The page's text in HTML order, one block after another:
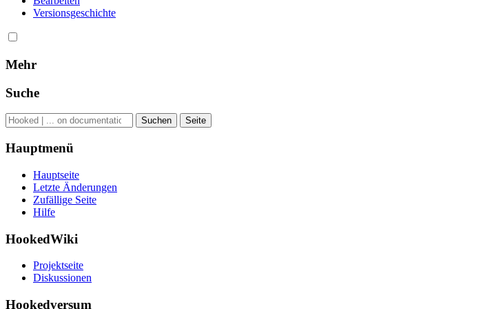
Versionsgeschichte
Mehr
Suche
Hauptmenü
Hauptseite
Letzte Änderungen
Zufällige Seite
Hilfe
HookedWiki
Projektseite
Diskussionen
Hookedversum